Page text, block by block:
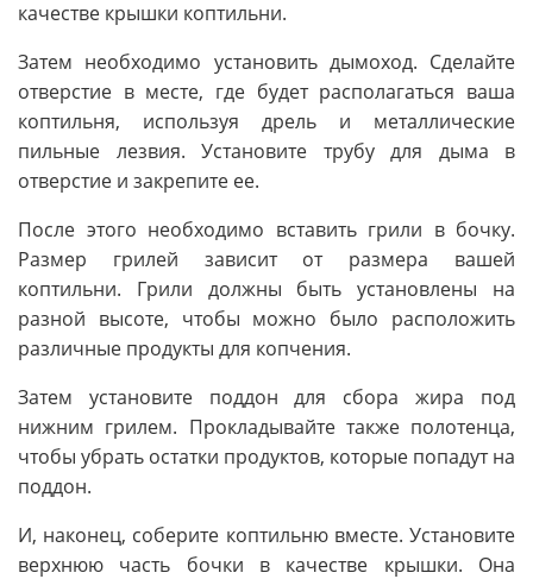
качестве крышки коптильни.
Затем необходимо установить дымоход. Сделайте
отверстие в месте, где будет располагаться ваша
коптильня, используя дрель и металлические
пильные лезвия. Установите трубу для дыма в
отверстие и закрепите ее.
После этого необходимо вставить грили в бочку.
Размер грилей зависит от размера вашей
коптильни. Грили должны быть установлены на
разной высоте, чтобы можно было расположить
различные продукты для копчения.
Затем установите поддон для сбора жира под
нижним грилем. Прокладывайте также полотенца,
чтобы убрать остатки продуктов, которые попадут на
поддон.
И, наконец, соберите коптильню вместе. Установите
верхнюю часть бочки в качестве крышки. Она